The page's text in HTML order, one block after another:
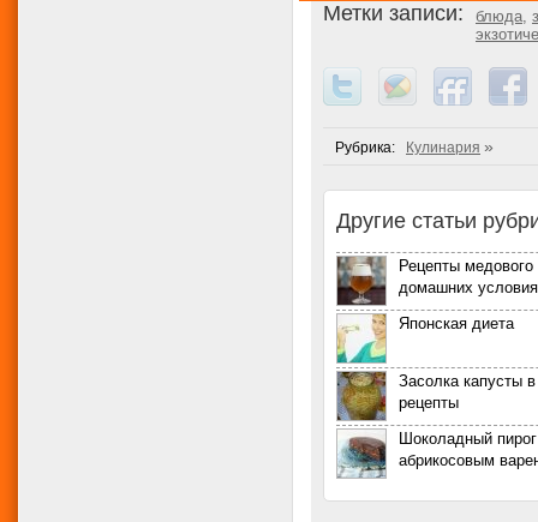
Метки записи: блюда,
Рубрика: Кулинария »
Другие статьи
Рецепты медового
домашних
Японская диета
Засолка капусты
рецепты
Шоколадный
абрикосовым